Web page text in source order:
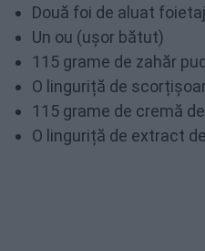
Două foi de aluat
Un ou (ușor bătut)
115 grame de zahăr
O linguriță de
115 grame de cremă
O linguriță de extract